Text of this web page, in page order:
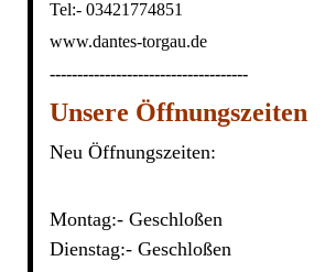
Tel:- 03421774851
www.dantes-torgau.de
‐-----------------------------------
Unsere Öffnungszeiten
Neu Öffnungszeiten:
Montag:-
Dienstag:- Geschloßen